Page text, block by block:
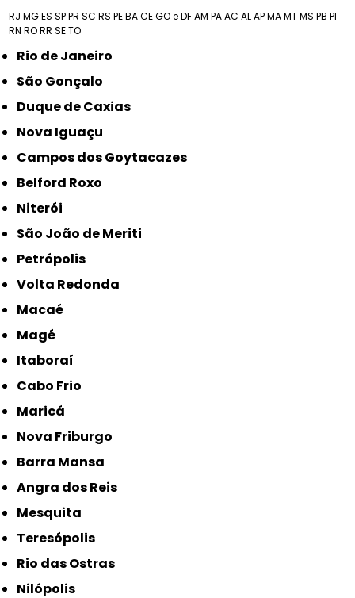
RJ MGES SPPR SC RS PEBACEGO e DFAM PAAC ALAPMAMTMS PB PI
RN RORR SETO
Rio de Janeiro
São Gonçalo
Duque de Caxias
Nova Iguaçu
Campos dos Goytacazes
Belford Roxo
Niterói
São João de Meriti
Petrópolis
Volta Redonda
Macaé
Magé
Itaboraí
Cabo Frio
Maricá
Nova Friburgo
Barra Mansa
Angra dos Reis
Mesquita
Teresópolis
Rio das Ostras
Nilópolis